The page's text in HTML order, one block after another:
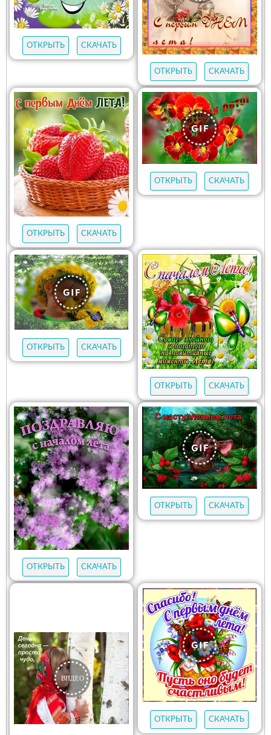
ОТКРЫТЬ СКАЧАТЬ
ОТКРЫТЬ СКАЧАТЬ
ОТКРЫТЬ СКАЧАТЬ
ОТКРЫТЬ СКАЧАТЬ
ОТКРЫТЬ СКАЧАТЬ
ОТКРЫТЬ СКАЧАТЬ
ОТКРЫТЬ СКАЧАТЬ
ОТКРЫТЬ СКАЧАТЬ
ОТКРЫТЬ СКАЧАТЬ